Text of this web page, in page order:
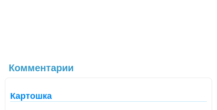
Комментарии
Картошка